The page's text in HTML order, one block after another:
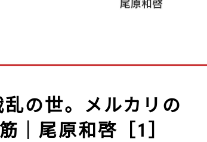
の世。メルカリの
｜尾原和啓［1］